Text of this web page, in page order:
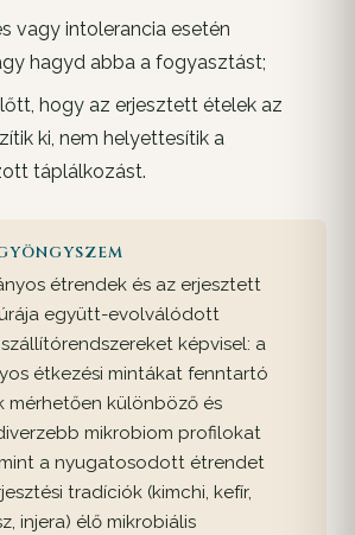
vagy intolerancia esetén
hagyd abba a fogyasztást;
hogy az erjesztett ételek az
ki, nem helyettesítik a
táplálkozást.
étrendek és az erjesztett
együtt-evolválódott
képvisel: a
étkezési mintákat fenntartó
mérhetően különböző és
mikrobiom profilokat
a nyugatosodott étrendet
tradíciók (kimchi, kefír,
injera) élő mikrobiális